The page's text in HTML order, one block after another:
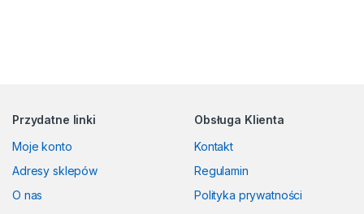
Przydatne linki
Moje konto
Adresy sklepów
O nas
Obsługa Klienta
Kontakt
Regulamin
Polityka prywatności